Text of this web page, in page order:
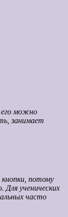
его можно
занимает
потому
ученических
часто